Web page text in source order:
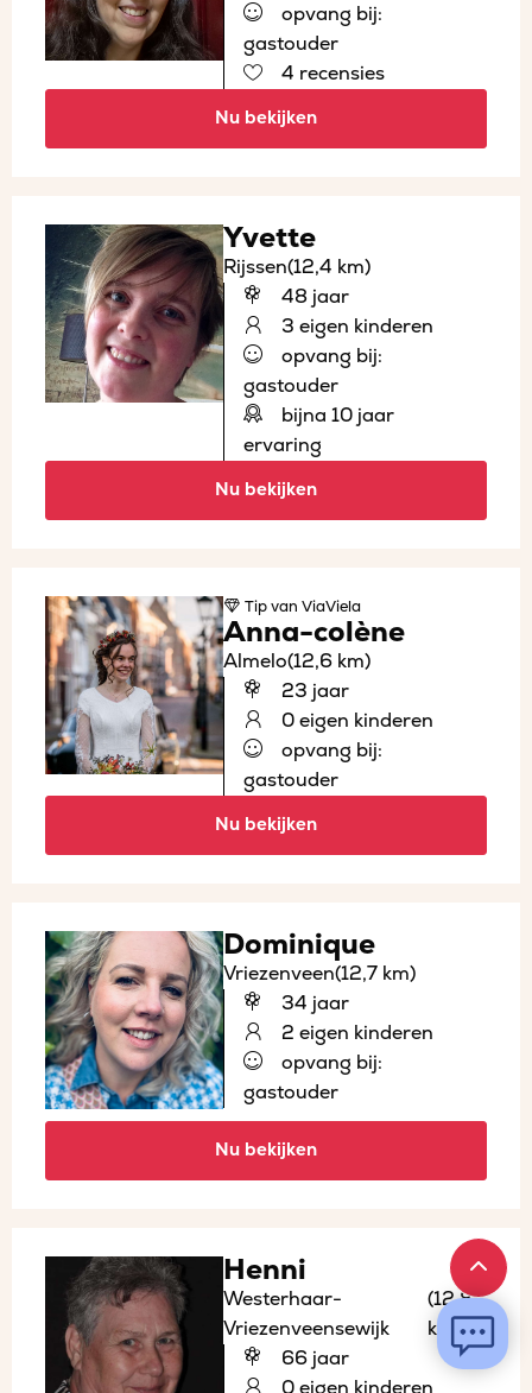
opvang bij:
gastouder
4 recensies
Nu bekijken
Yvette
Rijssen(12,4 km)
48 jaar
3 eigen kinderen
opvang bij:
gastouder
bijna 10 jaar
ervaring
Nu bekijken
Tipvan ViaViela
Anna-colène
Almelo(12,6 km)
23 jaar
0 eigen kinderen
opvang bij:
gastouder
Nu bekijken
Dominique
Vriezenveen(12,7 km)
34 jaar
2 eigen kinderen
opvang bij:
gastouder
Nu bekijken
Henni
Westerhaar-
Vriezenveensewijk
(12,8
km)
66 jaar
0 eigen kinderen